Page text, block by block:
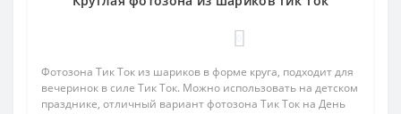
Фотозона Тик Ток из шариков в форме круга, подходит для
вечеринок в силе Тик Ток. Можно использовать на детском
празднике, отличный вариант фотозона Тик Ток на День